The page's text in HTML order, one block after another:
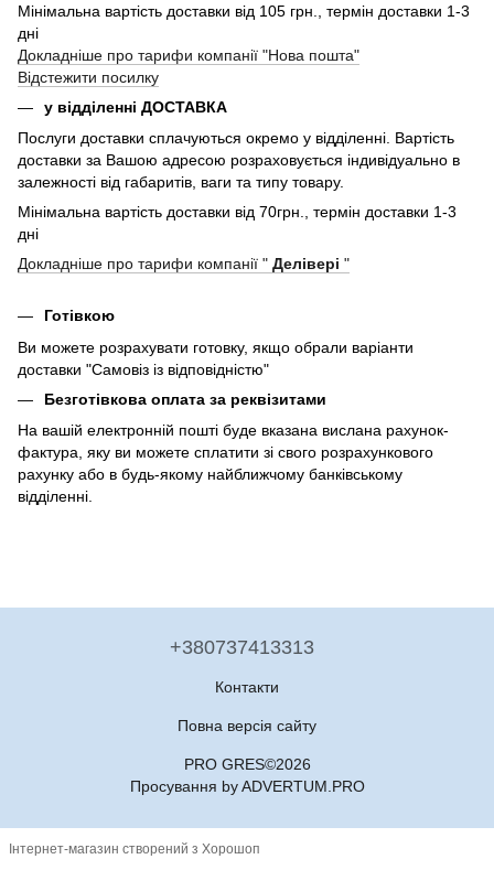
Мінімальна вартість доставки від 105 грн., термін доставки 1-3
дні
Докладніше про тарифи компанії "Нова пошта"
Відстежити посилку
у відділенні ДОСТАВКА
Послуги доставки сплачуються окремо у відділенні. Вартість
доставки за Вашою адресою розраховується індивідуально в
залежності від габаритів, ваги та типу товару.
Мінімальна вартість доставки від 70грн., термін доставки 1-3
дні
Докладніше про тарифи компанії " Делівері "
Готівкою
Ви можете розрахувати готовку, якщо обрали варіанти
доставки "Самовіз із відповідністю"
Безготівкова оплата за реквізитами
На вашій електронній пошті буде вказана вислана рахунок-
фактура, яку ви можете сплатити зі свого розрахункового
рахунку або в будь-якому найближчому банківському
відділенні.
+380737413313
Контакти
Повна версія сайту
PRO GRES©2026
Просування by ADVERTUM.PRO
Інтернет-магазин створений з Хорошоп